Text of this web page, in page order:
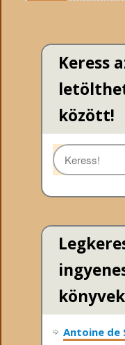
Keress
között!
könyvek
Antoine de